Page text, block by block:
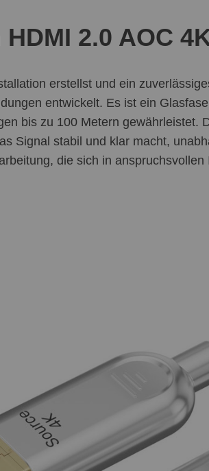
2.0 AOC
erstellst und ein
entwickelt. Es ist ein
bis zu 100 Metern
Signal stabil und klar macht,
die sich in